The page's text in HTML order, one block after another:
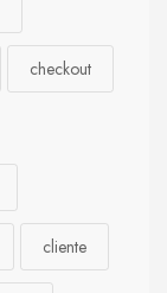
checkout
cliente